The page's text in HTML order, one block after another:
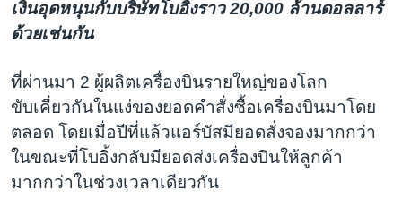
เงินอุดหนุนกับบริษัทโบอิ้งราว 20,000 ล้านดอลลาร์
ด้วยเช่นกัน
ที่ผ่านมา 2 ผู้ผลิตเครื่องบินรายใหญ่ของโลก
ขับเคี่ยวกันในแง่ของยอดคำสั่งซื้อเครื่องบินมาโดย
ตลอด โดยเมื่อปีที่แล้วแอร์บัสมียอดสั่งจองมากกว่า
ในขณะที่โบอิ้งกลับมียอดส่งเครื่องบินให้ลูกค้า
มากกว่าในช่วงเวลาเดียวกัน